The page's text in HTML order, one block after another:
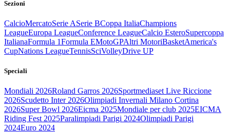
Sezioni
CalcioMercatoSerie ASerie BCoppa ItaliaChampions
LeagueEuropa LeagueConference LeagueCalcio EsteroSupercoppa
ItalianaFormula 1Formula EMotoGPAltri MotoriBasketAmerica's
CupNations LeagueTennisSciVolleyDrive UP
Speciali
Mondiali 2026Roland Garros 2026Sportmediaset Live Riccione
2026Scudetto Inter 2026Olimpiadi Invernali Milano Cortina
2026Super Bowl 2026Eicma 2025Mondiale per club 2025EICMA
Riding Fest 2025Paralimpiadi Parigi 2024Olimpiadi Parigi
2024Euro 2024